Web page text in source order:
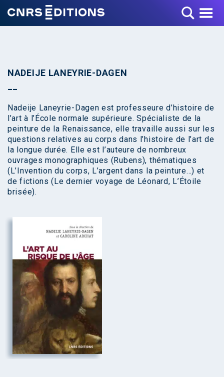
Toggle Menu
NADEIJE LANEYRIE-DAGEN
Nadeije Laneyrie-Dagen est professeure d’histoire de
l’art à l’École normale supérieure. Spécialiste de la
peinture de la Renaissance, elle travaille aussi sur les
questions relatives au corps dans l’histoire de l’art de
la longue durée. Elle est l’auteure de nombreux
ouvrages monographiques (Rubens), thématiques
(L’Invention du corps, L’argent dans la peinture…) et
de fictions (Le dernier voyage de Léonard, L’Étoile
brisée).